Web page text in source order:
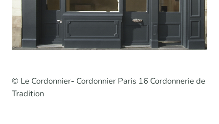
© Le Cordonnier- Cordonnier Paris 16 Cordonnerie de
Tradition